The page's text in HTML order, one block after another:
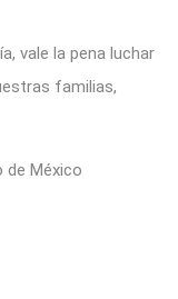
vale la pena luchar
familias,
de México